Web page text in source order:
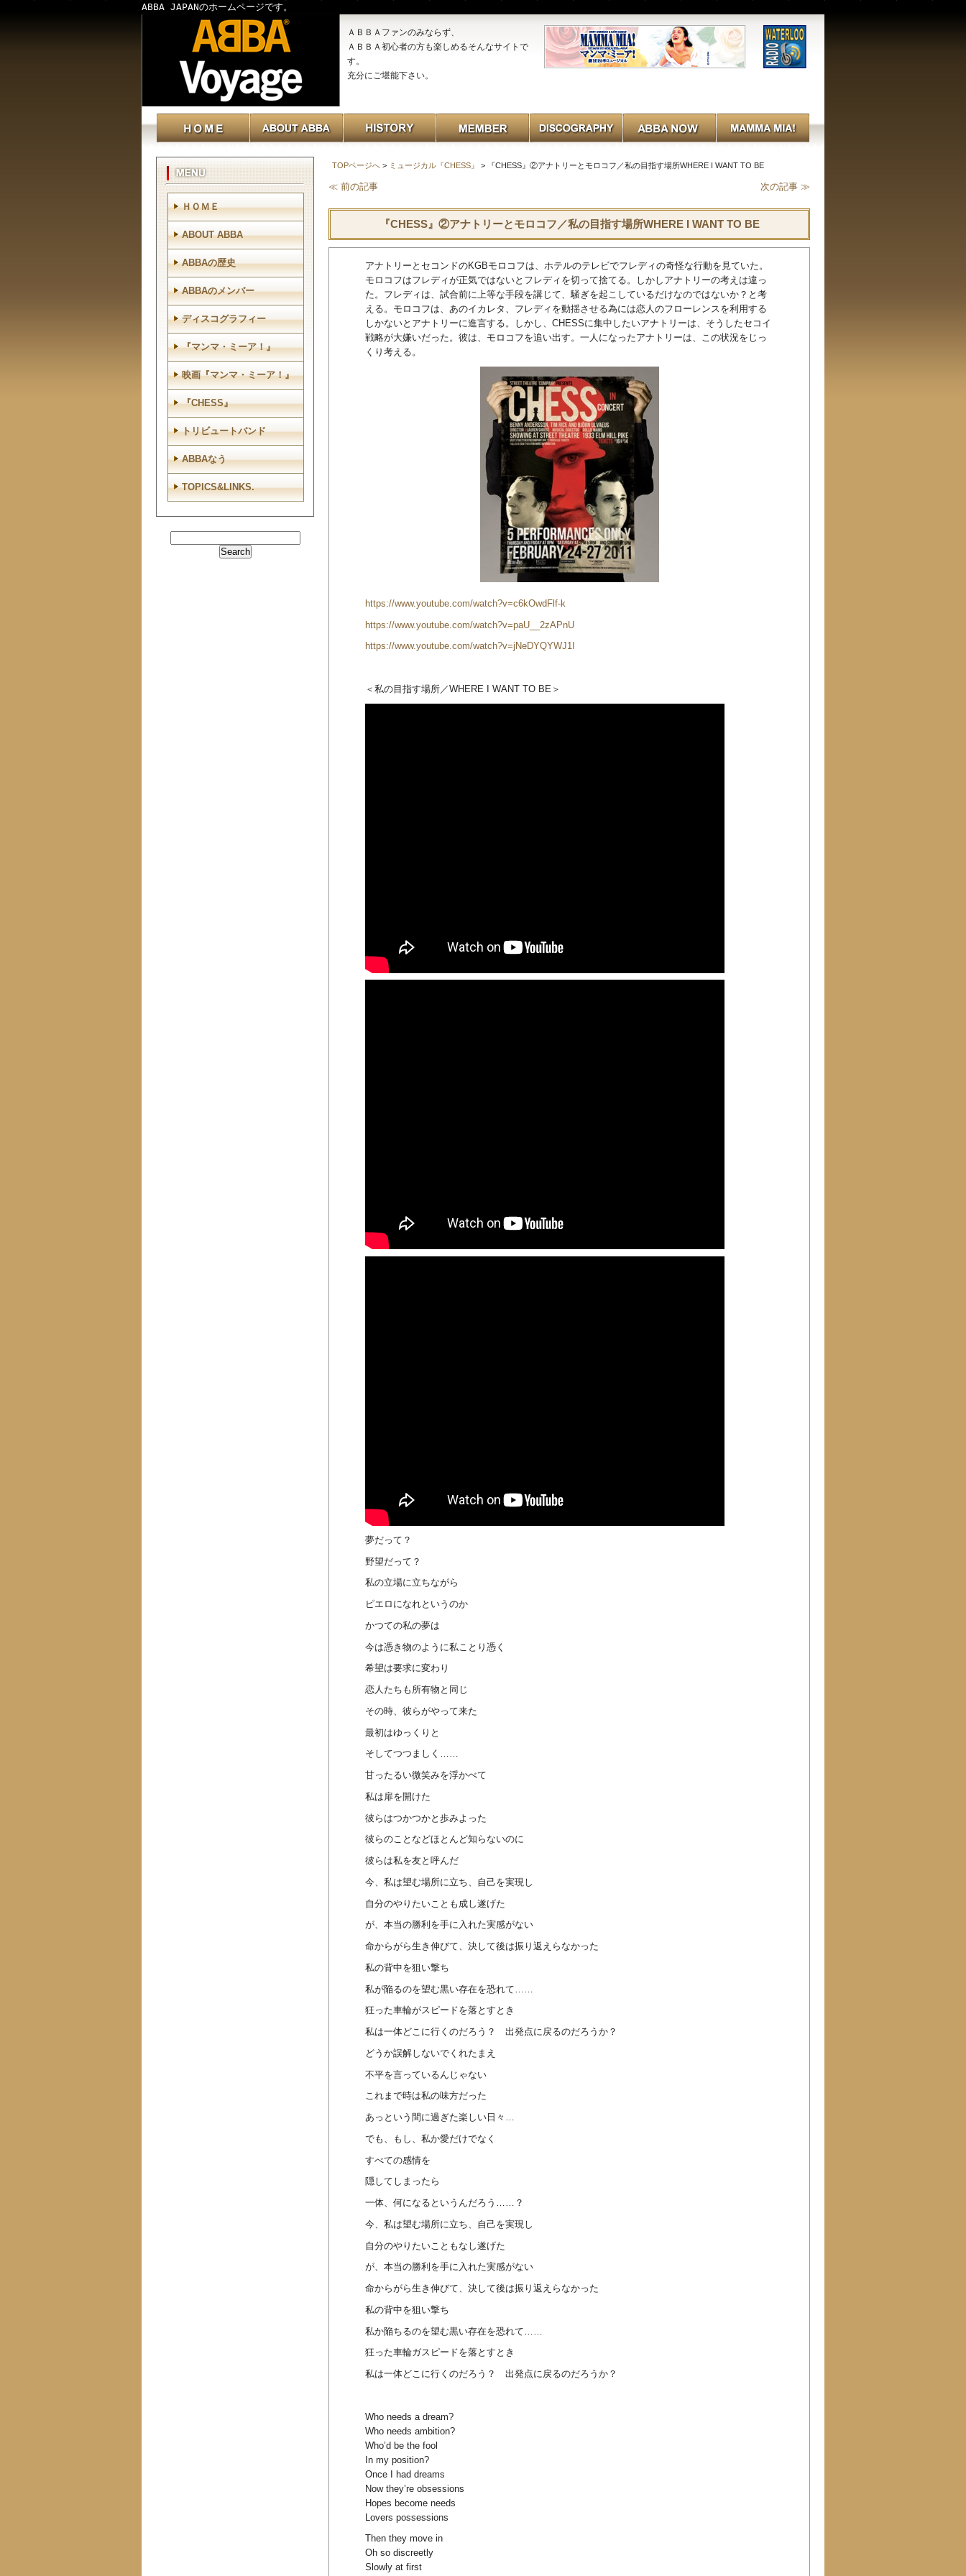
ABBA JAPANのホームページです。
ＡＢＢＡファンのみならず、
ＡＢＢＡ初心者の方も楽しめるそんなサイトで
す。
充分にご堪能下さい。
TOPページへ > ミュージカル『CHESS』 > 『CHESS』②アナトリーとモロコフ／私の目指す場所WHERE I WANT TO BE
≪ 前の記事 次の記事 ≫
『CHESS』②アナトリーとモロコフ／私の目指す場所WHERE I WANT TO BE
アナトリーとセコンドのKGBモロコフは、ホテルのテレビでフレディの奇怪な行動を見ていた。
モロコフはフレディが正気ではないとフレディを切って捨てる。しかしアナトリーの考えは違っ
た。フレディは、試合前に上等な手段を講じて、騒ぎを起こしているだけなのではないか？と考
える。モロコフは、あのイカレタ、フレディを動揺させる為には恋人のフローレンスを利用する
しかないとアナトリーに進言する。しかし、CHESSに集中したいアナトリーは、そうしたセコイ
戦略が大嫌いだった。彼は、モロコフを追い出す。一人になったアナトリーは、この状況をじっ
くり考える。
https://www.youtube.com/watch?v=c6kOwdFlf-k
https://www.youtube.com/watch?v=paU__2zAPnU
https://www.youtube.com/watch?v=jNeDYQYWJ1I
＜私の目指す場所／WHERE I WANT TO BE＞
夢だって？
野望だって？
私の立場に立ちながら
ピエロになれというのか
かつての私の夢は
今は憑き物のように私ことり憑く
希望は要求に変わり
恋人たちも所有物と同じ
その時、彼らがやって来た
最初はゆっくりと
そしてつつましく……
甘ったるい微笑みを浮かべて
私は扉を開けた
彼らはつかつかと歩みよった
彼らのことなどほとんど知らないのに
彼らは私を友と呼んだ
今、私は望む場所に立ち、自己を実現し
自分のやりたいことも成し遂げた
が、本当の勝利を手に入れた実感がない
命からがら生き伸びて、決して後は振り返えらなかった
私の背中を狙い撃ち
私が陥るのを望む黒い存在を恐れて……
狂った車輪がスピードを落とすとき
私は一体どこに行くのだろう？ 出発点に戻るのだろうか？
どうか誤解しないでくれたまえ
不平を言っているんじゃない
これまで時は私の味方だった
あっという間に過ぎた楽しい日々…
でも、もし、私か愛だけでなく
すべての感情を
隠してしまったら
一体、何になるというんだろう……？
今、私は望む場所に立ち、自己を実現し
自分のやりたいこともなし遂げた
が、本当の勝利を手に入れた実感がない
命からがら生き伸びて、決して後は振り返えらなかった
私の背中を狙い撃ち
私か陥ちるのを望む黒い存在を恐れて……
狂った車輪ガスピードを落とすとき
私は一体どこに行くのだろう？ 出発点に戻るのだろうか？
Who needs a dream?
Who needs ambition?
Who’d be the fool
In my position?
Once I had dreams
Now they’re obsessions
Hopes become needs
Lovers possessions
Then they move in
Oh so discreetly
Slowly at first
ＨＯＭＥ
ABOUT ABBA
ABBAの歴史
ABBAのメンバー
ディスコグラフィー
『マンマ・ミーア！』
映画『マンマ・ミーア！』
『CHESS』
トリビュートバンド
ABBAなう
TOPICS&LINKS.